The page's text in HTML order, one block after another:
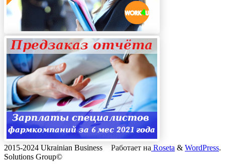
Работает на Roseta & WordPress.
2015-2024 Ukrainian Business
Solutions Group©